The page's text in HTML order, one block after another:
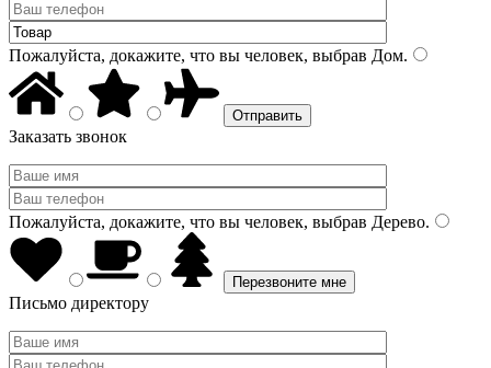
Пожалуйста, докажите, что вы человек, выбрав Дом.
Заказать звонок
Пожалуйста, докажите, что вы человек, выбрав Дерево.
Письмо директору